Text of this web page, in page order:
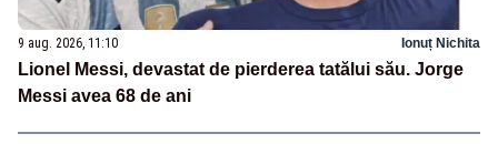
9 aug. 2026, 11:10 Ionuț Nichita
Lionel Messi, devastat de pierderea tatălui său. Jorge
Messi avea 68 de ani